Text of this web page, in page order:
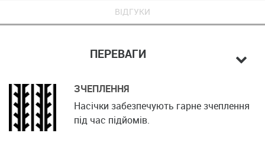
ВІДГУКИ
ПЕРЕВАГИ
ЗЧЕПЛЕННЯ
Насічки забезпечують гарне зчеплення
під час підйомів.